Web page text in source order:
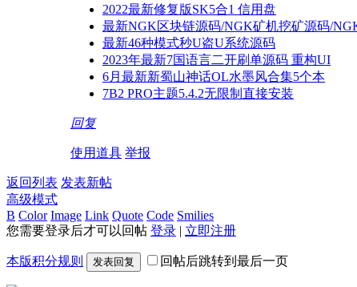
2022最新修复版SK5合1 信用盘
最新NGK区块链源码/NGK矿机挖矿源码/
最新46种模式秒U盗U系统源码
2023年最新7国语言二开刷单源码 重构UI
6月最新新蜀山神话OL水墨风合集5个本
7B2 PRO主题5.4.2无限制直接安装
回复
使用道具 举报
返回列表 发表新帖
高级模式
B Color Image Link Quote Code Smilies
您需要登录后才可以回帖 登录 | 立即注册
本版积分规则 发表回复 回帖后跳转到最后一页